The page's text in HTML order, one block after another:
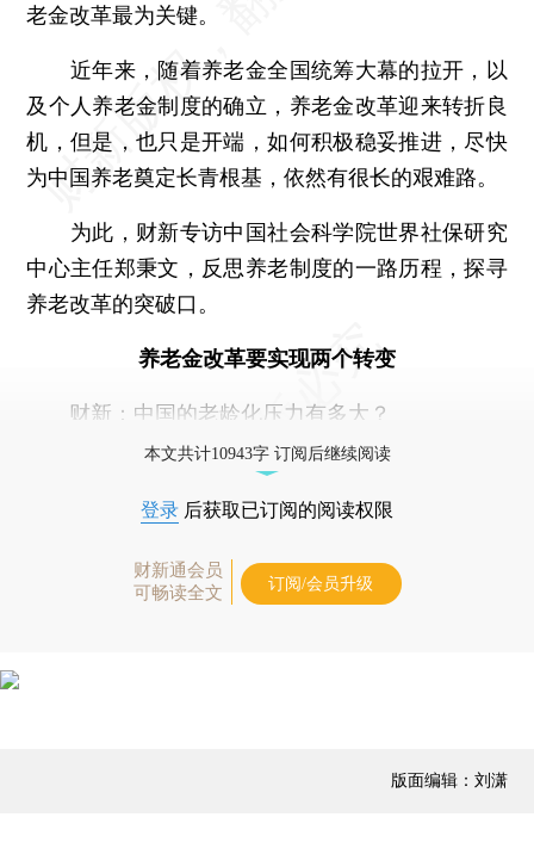
老金改革最为关键。
近年来，随着养老金全国统筹大幕的拉开，以
及个人养老金制度的确立，养老金改革迎来转折良
机，但是，也只是开端，如何积极稳妥推进，尽快
为中国养老奠定长青根基，依然有很长的艰难路。
为此，财新专访中国社会科学院世界社保研究
中心主任郑秉文，反思养老制度的一路历程，探寻
养老改革的突破口。
养老金改革要实现两个转变
财新： 中国的老龄化压力有多大？
本文共计10943字 订阅后继续阅读
登录 后获取已订阅的阅读权限
财新通会员
可畅读全文
订阅/会员升级
版面编辑：刘潇